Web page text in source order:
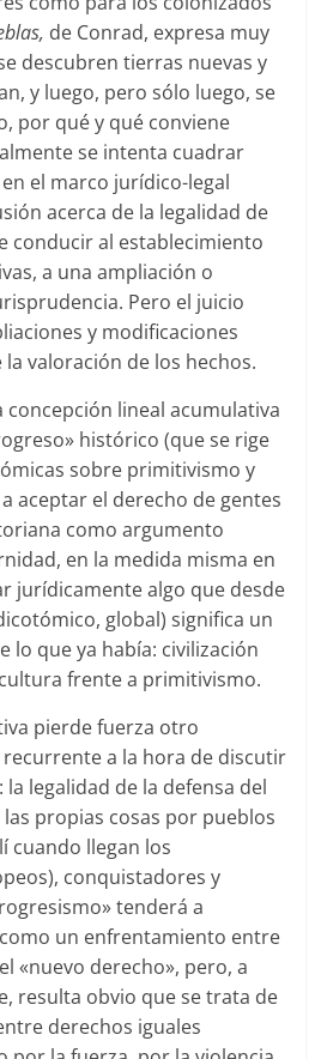
de Conrad, expresa muy
descubren tierras nuevas y
y luego, pero sólo luego, se
por qué y qué conviene
se intenta cuadrar
el marco jurídico-legal
acerca de la legalidad de
conducir al establecimiento
a una ampliación o
Pero el juicio
y modificaciones
la valoración de los hechos.
concepción lineal acumulativa
histórico (que se rige
sobre primitivismo y
aceptar el derecho de gentes
como argumento
en la medida misma en
jurídicamente algo que desde
global) significa un
lo que ya había: civilización
frente a primitivismo.
pierde fuerza otro
a la hora de discutir
la legalidad de la defensa del
propias cosas por pueblos
cuando llegan los
conquistadores y
tenderá a
un enfrentamiento entre
«nuevo derecho», pero, a
resulta obvio que se trata de
derechos iguales